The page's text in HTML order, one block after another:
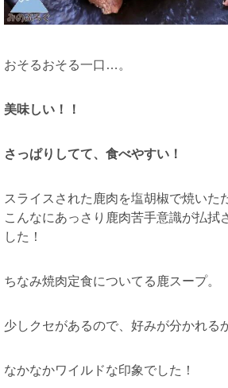
おそるおそる一口…。
美味しい！！
さっぱりしてて、食べやすい！
スライスされた鹿肉を塩胡椒で焼いた
こんなにあっさり鹿肉苦手意識が払拭
した！
ちなみ焼肉定食についてる鹿スープ。
少しクセがあるので、好みが分かれる
なかなかワイルドな印象でした！